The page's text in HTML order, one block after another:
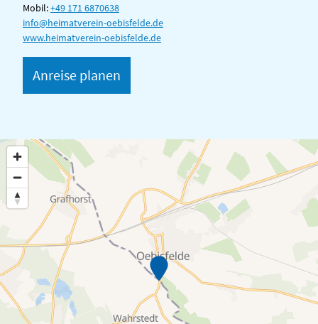
Mobil:+49 171 6870638
info@heimatverein-oebisfelde.de
www.heimatverein-oebisfelde.de
Anreise planen